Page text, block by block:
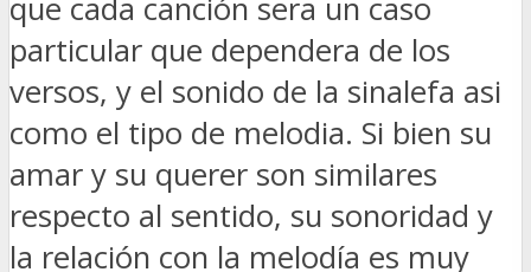
que cada canción sera un caso
particular que dependera de los
versos, y el sonido de la sinalefa asi
como el tipo de melodia. Si bien su
amar y su querer son similares
respecto al sentido, su sonoridad y
la relación con la melodía es muy